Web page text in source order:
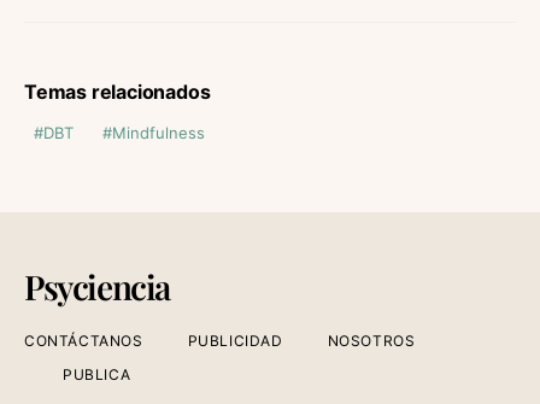
Temas relacionados
DBT Mindfulness
Psyciencia
CONTÁCTANOS PUBLICIDAD
NOSOTROS
PUBLICA